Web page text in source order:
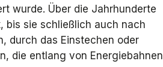
wurde. Über die Jahrhunderte
bis sie schließlich auch nach
durch das Einstechen oder
die entlang von Energiebahnen